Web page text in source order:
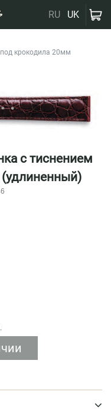
RU UK
крокодила 20мм
с тиснением